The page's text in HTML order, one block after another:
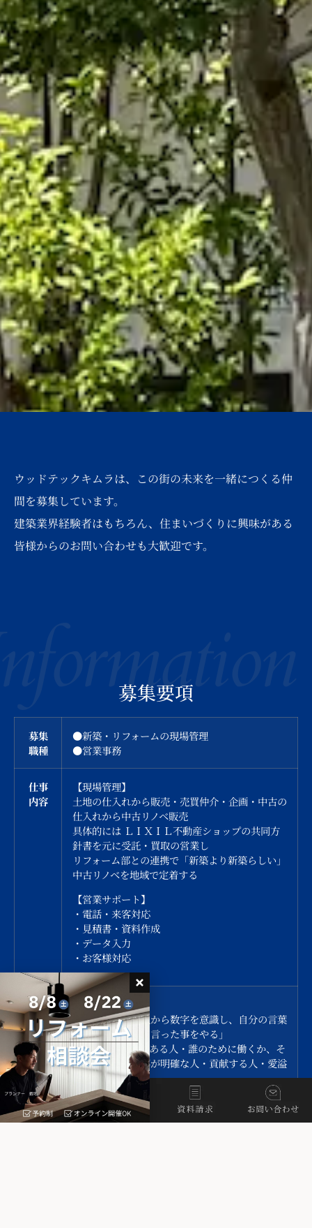
ウッドテックキムラは、この街の未来を一緒につくる仲
間を募集しています。
建築業界経験者はもちろん、住まいづくりに興味がある
皆様からのお問い合わせも大歓迎です。
募集要項
募集
職種
●新築・リフォームの現場管理
●営業事務
仕事
内容
【現場管理】
土地の仕入れから販売・売買仲介・企画・中古の
仕入れから中古リノベ販売
具体的には ＬＩＸＩＬ不動産ショップの共同方
針書を元に受託・買取の営業し
リフォーム部との連携で「新築より新築らしい」
中古リノベを地域で定着する
【営業サポート】
・電話・来客対応
・見積書・資料作成
・データ入力
・お客様対応
求め
るス
キ
ル・
人物
【現場管理】
経営者と同じ視点から数字を意識し、自分の言葉
を尊んで「やると言った事をやる」
インテグリティのある人・誰のために働くか、そ
して人生の賭け事が明確な人・貢献する人・愛溢
れる人
お客様の求めることが聞き出せるスキルが必要で
すね